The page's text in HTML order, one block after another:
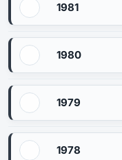
1981
1980
1979
1978